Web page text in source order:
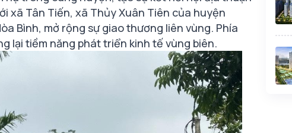
xã Tân Tiến, xã Thủy Xuân Tiên của huyện
Bình, mở rộng sự giao thương liên vùng. Phía
lại tiềm năng phát triển kinh tế vùng biên.